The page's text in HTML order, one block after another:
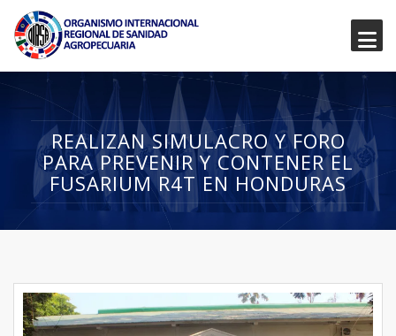
REALIZAN SIMULACRO Y FORO
PARA PREVENIR Y CONTENER EL
FUSARIUM R4T EN HONDURAS